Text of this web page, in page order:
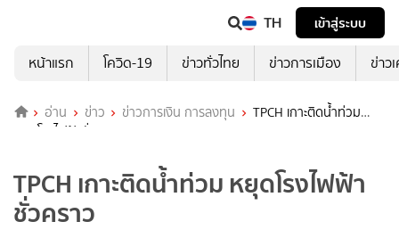
TH
เข้าสู่ระบบ
หน้าแรก
โควิด-19 ข่าวทั่วไทย ข่าวการเมือง ข่าว
อ่าน ข่าว ข่าวการเงิน การลงทุน
TPCH เกาะติดน้ำท่วม
หยุดโรงไฟฟ้าชั่วคราว
TPCH เกาะติดน้ำท่วม หยุดโรงไฟฟ้า
ชั่วคราว